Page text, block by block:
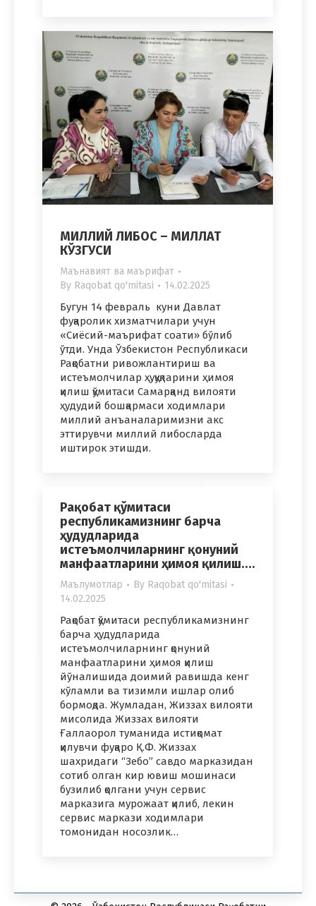
МИЛЛИЙ ЛИБОС – МИЛЛАТ
КЎЗГУСИ
Маънавият ва маърифат
By Raqobat qo'mitasi 14.02.2025
Бугун 14 февраль куни Давлат
фуқаролик хизматчилари учун
«Сиёсий-маърифат соати» бўлиб
ўтди. Унда Ўзбекистон Республикаси
Рақобатни ривожлантириш ва
истеъмолчилар ҳуқуқларини ҳимоя
қилиш қўмитаси Самарқанд вилояти
ҳудудий бошқармаси ходимлари
миллий анъаналаримизни акс
эттирувчи миллий либосларда
иштирок этишди.
Рақобат қўмитаси
республикамизнинг барча
ҳудудларида
истеъмолчиларнинг қонуний
манфаатларини ҳимоя қилиш….
Маълумотлар By Raqobat qo'mitasi
14.02.2025
Рақобат қўмитаси республикамизнинг
барча ҳудудларида
истеъмолчиларнинг қонуний
манфаатларини ҳимоя қилиш
йўналишида доимий равишда кенг
кўламли ва тизимли ишлар олиб
бормоқда. Жумладан, Жиззах вилояти
мисолида Жиззах вилояти
Ғаллаорол туманида истиқомат
қилувчи фуқаро Қ.Ф. Жиззах
шахридаги “Зебо” савдо марказидан
сотиб олган кир ювиш мошинаси
бузилиб қолгани учун сервис
марказига мурожаат қилиб, лекин
сервис маркази ходимлари
томонидан носозлик…